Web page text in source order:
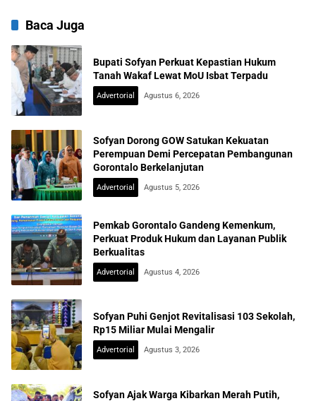
Baca Juga
Bupati Sofyan Perkuat Kepastian Hukum
Tanah Wakaf Lewat MoU Isbat Terpadu
Advertorial Agustus 6, 2026
Sofyan Dorong GOW Satukan Kekuatan
Perempuan Demi Percepatan Pembangunan
Gorontalo Berkelanjutan
Advertorial Agustus 5, 2026
Pemkab Gorontalo Gandeng Kemenkum,
Perkuat Produk Hukum dan Layanan Publik
Berkualitas
Advertorial Agustus 4, 2026
Sofyan Puhi Genjot Revitalisasi 103 Sekolah,
Rp15 Miliar Mulai Mengalir
Advertorial Agustus 3, 2026
Sofyan Ajak Warga Kibarkan Merah Putih,